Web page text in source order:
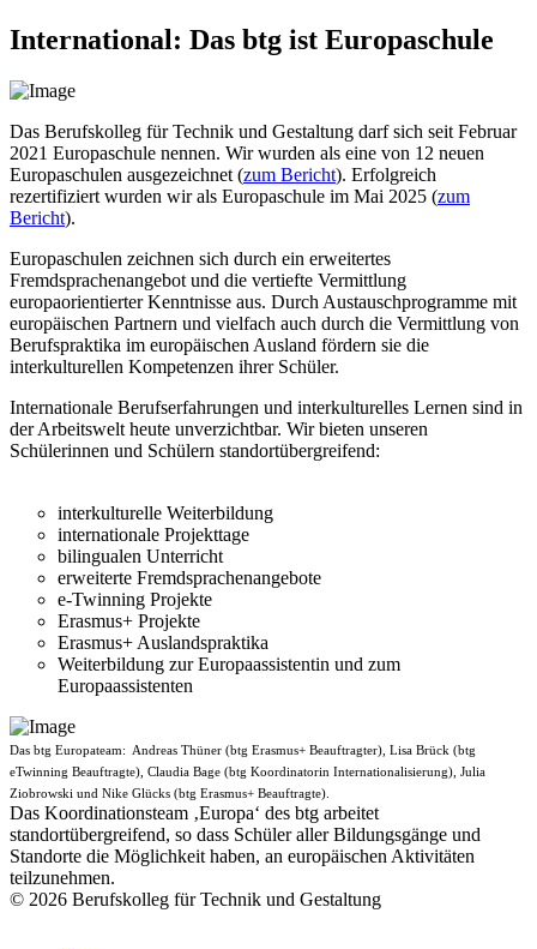
International: Das btg ist Europaschule
Das Berufskolleg für Technik und Gestaltung darf sich seit Februar
2021 Europaschule nennen. Wir wurden als eine von 12 neuen
Europaschulen ausgezeichnet (zum Bericht). Erfolgreich
rezertifiziert wurden wir als Europaschule im Mai 2025 (zum
Bericht).
Europaschulen zeichnen sich durch ein erweitertes
Fremdsprachenangebot und die vertiefte Vermittlung
europaorientierter Kenntnisse aus. Durch Austauschprogramme mit
europäischen Partnern und vielfach auch durch die Vermittlung von
Berufspraktika im europäischen Ausland fördern sie die
interkulturellen Kompetenzen ihrer Schüler.
Internationale Berufserfahrungen und interkulturelles Lernen sind in
der Arbeitswelt heute unverzichtbar. Wir bieten unseren
Schülerinnen und Schülern standortübergreifend:
interkulturelle Weiterbildung
internationale Projekttage
bilingualen Unterricht
erweiterte Fremdsprachenangebote
e-Twinning Projekte
Erasmus+ Projekte
Erasmus+ Auslandspraktika
Weiterbildung zur Europaassistentin und zum
Europaassistenten
Das btg Europateam: Andreas Thüner (btg Erasmus+ Beauftragter), Lisa Brück (btg
eTwinning Beauftragte), Claudia Bage (btg Koordinatorin Internationalisierung), Julia
Ziobrowski und Nike Glücks (btg Erasmus+ Beauftragte).
Das Koordinationsteam ‚Europa‘ des btg arbeitet
standortübergreifend, so dass Schüler aller Bildungsgänge und
Standorte die Möglichkeit haben, an europäischen Aktivitäten
teilzunehmen.
© 2026 Berufskolleg für Technik und Gestaltung